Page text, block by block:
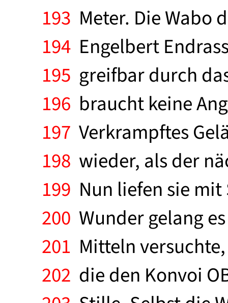
193 Meter. Die Wabo
194 Engelbert
195 greifbar durch
196 braucht keine
197 Verkrampftes
198 wieder, als der
199 Nun liefen sie
200 Wunder gelang
201 Mitteln
202 die den Konvoi